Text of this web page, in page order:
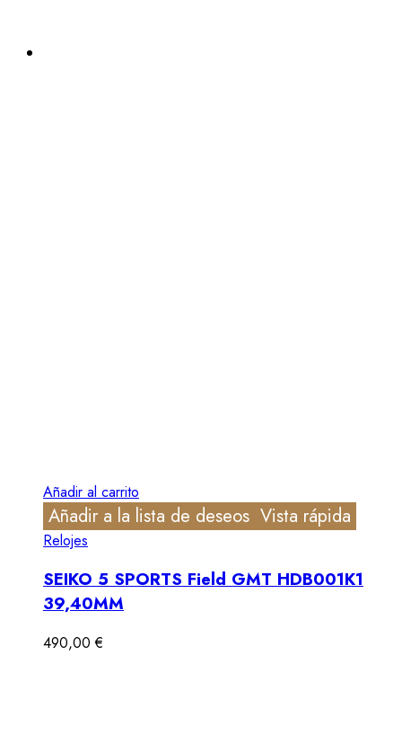
Añadir al carrito
Añadir a la lista de deseos Vista rápida
Relojes
SEIKO 5 SPORTS Field GMT HDB001K1
39,40MM
490,00€